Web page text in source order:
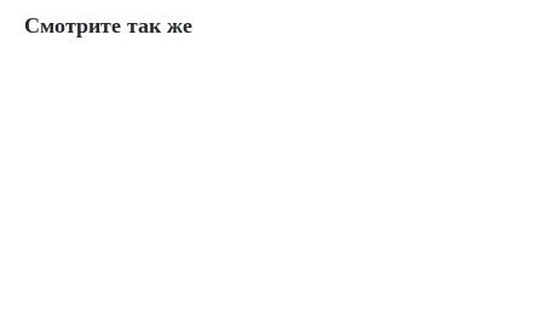
Смотрите так же